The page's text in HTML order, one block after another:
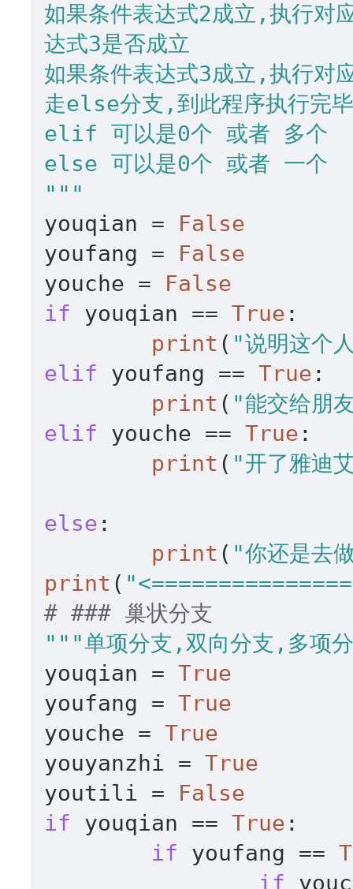
如果条件表达式2成立,执行对
达式3是否成立
如果条件表达式3成立,执行
走else分支,到此程序执行完毕
elif 可以是0个 或者 多个
else 可以是0个 或者 一个
"""
youqian = False
youfang = False
youche = False
if youqian == True :
print ( "说明这个
elif youfang == True :
print ( "能交给朋
elif youche == True :
print ( "开了雅迪
else :
print ( "你还是去
print (
# ### 巢状分支
"""单项分支,双向分支,多项
youqian = True
youfang = True
youche = True
youyanzhi = True
youtili = False
if youqian == True :
if youfang ==
if